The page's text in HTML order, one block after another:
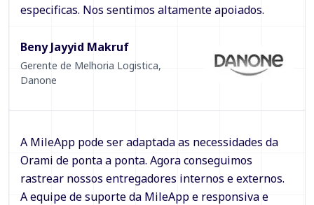
especificas. Nos sentimos altamente apoiados.
Beny Jayyid Makruf
Gerente de Melhoria Logistica,
Danone
A MileApp pode ser adaptada as necessidades da
Orami de ponta a ponta. Agora conseguimos
rastrear nossos entregadores internos e externos.
A equipe de suporte da MileApp e responsiva e